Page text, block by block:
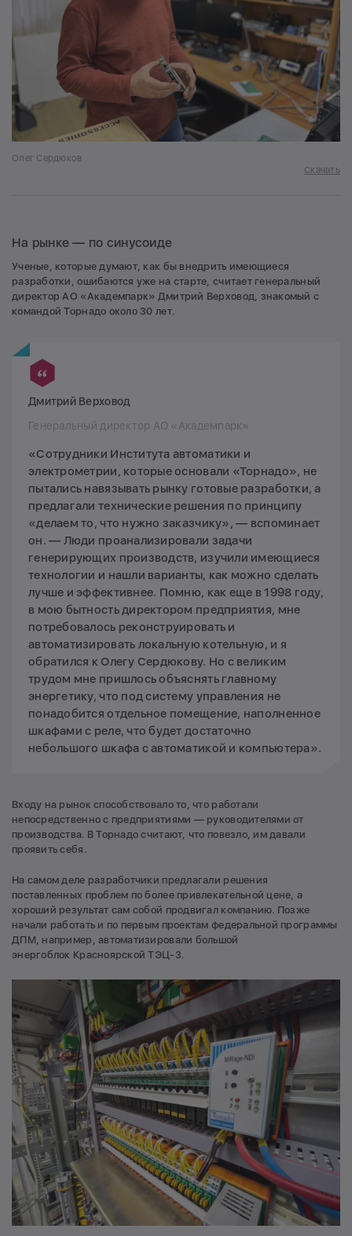
Олег Сердюков
Скачать
На рынке — по синусоиде
Ученые, которые думают, как бы внедрить имеющиеся
разработки, ошибаются уже на старте, считает генеральный
директор АО «Академпарк» Дмитрий Верховод, знакомый с
командой Торнадо около 30 лет.
Дмитрий Верховод
Генеральный директор АО «Академпарк»
«Сотрудники Института автоматики и
электрометрии, которые основали «Торнадо», не
пытались навязывать рынку готовые разработки, а
предлагали технические решения по принципу
«делаем то, что нужно заказчику», — вспоминает
он. — Люди проанализировали задачи
генерирующих производств, изучили имеющиеся
технологии и нашли варианты, как можно сделать
лучше и эффективнее. Помню, как еще в 1998 году,
в мою бытность директором предприятия, мне
потребовалось реконструировать и
автоматизировать локальную котельную, и я
обратился к Олегу Сердюкову. Но с великим
трудом мне пришлось объяснять главному
энергетику, что под систему управления не
понадобится отдельное помещение, наполненное
шкафами с реле, что будет достаточно
небольшого шкафа с автоматикой и компьютера».
Входу на рынок способствовало то, что работали
непосредственно с предприятиями — руководителями от
производства. В Торнадо считают, что повезло, им давали
проявить себя.
На самом деле разработчики предлагали решения
поставленных проблем по более привлекательной цене, а
хороший результат сам собой продвигал компанию. Позже
начали работать и по первым проектам федеральной программы
ДПМ, например, автоматизировали большой
энергоблок Красноярской ТЭЦ-3.